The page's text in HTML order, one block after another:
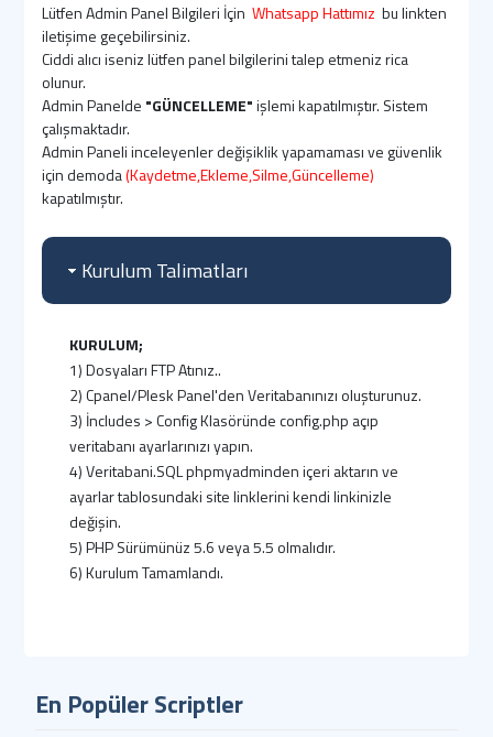
Lütfen Admin Panel Bilgileri İçin Whatsapp Hattımız bu linkten
iletişime geçebilirsiniz.
Ciddi alıcı iseniz lütfen panel bilgilerini talep etmeniz rica
olunur.
Admin Panelde "GÜNCELLEME"işlemi kapatılmıştır. Sistem
çalışmaktadır.
Admin Paneli inceleyenler değişiklik yapamaması ve güvenlik
için demoda(Kaydetme,Ekleme,Silme,Güncelleme)
kapatılmıştır.
Kurulum Talimatları
KURULUM;
1) Dosyaları FTP Atınız..
2) Cpanel/Plesk Panel'den Veritabanınızı oluşturunuz.
3) İncludes > Config Klasöründe config.php açıp
veritabanı ayarlarınızı yapın.
4) Veritabani.SQL phpmyadminden içeri aktarın ve
ayarlar tablosundaki site linklerini kendi linkinizle
değişin.
5) PHP Sürümünüz 5.6 veya 5.5 olmalıdır.
6) Kurulum Tamamlandı.
En Popüler Scriptler